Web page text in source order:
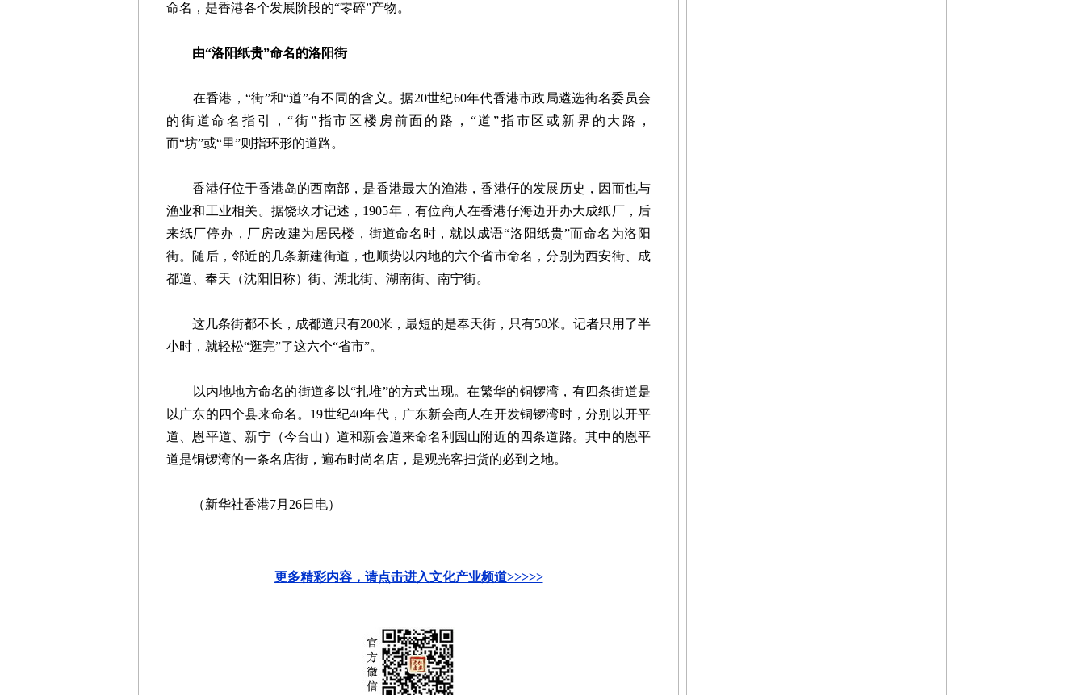
命名，是香港各个发展阶段的“零碎”产物。
由“洛阳纸贵”命名的洛阳街
在香港，“街”和“道”有不同的含义。据20世纪60年代香港市政局遴选街名委员会
的街道命名指引，“街”指市区楼房前面的路，“道”指市区或新界的大路，
而“坊”或“里”则指环形的道路。
香港仔位于香港岛的西南部，是香港最大的渔港，香港仔的发展历史，因而也与
渔业和工业相关。据饶玖才记述，1905年，有位商人在香港仔海边开办大成纸厂，后
来纸厂停办，厂房改建为居民楼，街道命名时，就以成语“洛阳纸贵”而命名为洛阳
街。随后，邻近的几条新建街道，也顺势以内地的六个省市命名，分别为西安街、成
都道、奉天（沈阳旧称）街、湖北街、湖南街、南宁街。
这几条街都不长，成都道只有200米，最短的是奉天街，只有50米。记者只用了半
小时，就轻松“逛完”了这六个“省市”。
以内地地方命名的街道多以“扎堆”的方式出现。在繁华的铜锣湾，有四条街道是
以广东的四个县来命名。19世纪40年代，广东新会商人在开发铜锣湾时，分别以开平
道、恩平道、新宁（今台山）道和新会道来命名利园山附近的四条道路。其中的恩平
道是铜锣湾的一条名店街，遍布时尚名店，是观光客扫货的必到之地。
（新华社香港7月26日电）
更多精彩内容，请点击进入文化产业频道>>>>>